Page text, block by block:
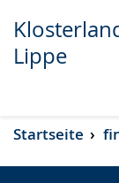
Transkript
Abspielen
Pausieren
Lippe
Startseite